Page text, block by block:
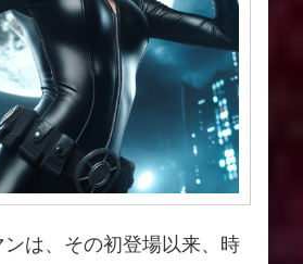
は、その初登場以来、時